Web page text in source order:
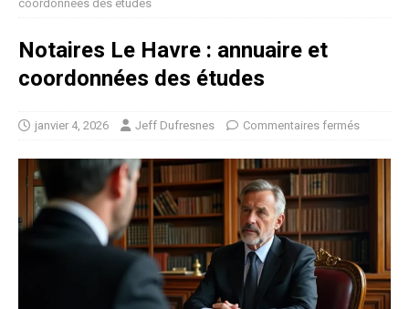
coordonnées des études
Notaires Le Havre : annuaire et
coordonnées des études
janvier 4, 2026 Jeff Dufresnes Commentaires fermés